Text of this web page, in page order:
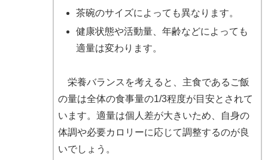
茶碗のサイズによっても異なります。
健康状態や活動量、年齢などによっても
適量は変わります。
栄養バランスを考えると、主食であるご飯
の量は全体の食事量の1/3程度が目安とされて
います。適量は個人差が大きいため、自身の
体調や必要カロリーに応じて調整するのが良
いでしょう。